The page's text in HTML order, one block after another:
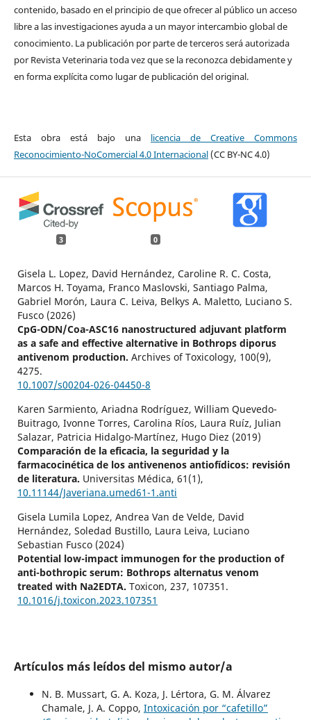
contenido, basado en el principio de que ofrecer al público un acceso
libre a las investigaciones ayuda a un mayor intercambio global de
conocimiento. La publicación por parte de terceros será autorizada
por Revista Veterinaria toda vez que se la reconozca debidamente y
en forma explícita como lugar de publicación del original.
Esta obra está bajo una licencia de Creative Commons
Reconocimiento-NoComercial 4.0 Internacional(CC BY-NC 4.0)
3 0
Gisela L. Lopez, David Hernández, Caroline R. C. Costa,
Marcos H. Toyama, Franco Maslovski, Santiago Palma,
Gabriel Morón, Laura C. Leiva, Belkys A. Maletto, Luciano S.
Fusco (2026)
CpG-ODN/Coa-ASC16 nanostructured adjuvant platform
as a safe and effective alternative in Bothrops diporus
antivenom production. Archives of Toxicology, 100(9),
4275.
10.1007/s00204-026-04450-8
Karen Sarmiento, Ariadna Rodríguez, William Quevedo-
Buitrago, Ivonne Torres, Carolina Ríos, Laura Ruíz, Julian
Salazar, Patricia Hidalgo-Martínez, Hugo Diez (2019)
Comparación de la eficacia, la seguridad y la
farmacocinética de los antivenenos antiofídicos: revisión
de literatura. Universitas Médica, 61 (1),
10.11144/Javeriana.umed61-1.anti
Gisela Lumila Lopez, Andrea Van de Velde, David
Hernández, Soledad Bustillo, Laura Leiva, Luciano
Sebastian Fusco (2024)
Potential low-impact immunogen for the production of
anti-bothropic serum: Bothrops alternatus venom
treated with Na2EDTA. Toxicon, 237, 107351.
10.1016/j.toxicon.2023.107351
Artículos más leídos del mismo autor/a
N. B. Mussart, G. A. Koza, J. Lértora, G. M. Álvarez
Chamale, J. A. Coppo, Intoxicación por “cafetillo”